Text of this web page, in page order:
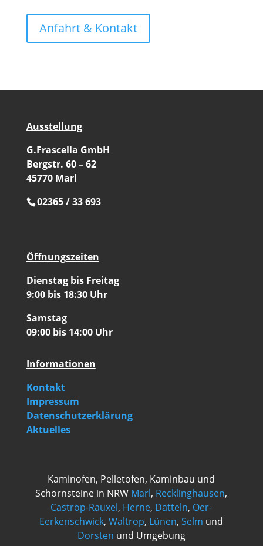
Anfahrt & Kontakt
Ausstellung
G.Frascella GmbH
Bergstr. 60 – 62
45770 Marl
02365 / 33 693
Öffnungszeiten
Dienstag bis Freitag
9:00 bis 18:30 Uhr
Samstag
09:00 bis 14:00 Uhr
Informationen
Kontakt
Impressum
Datenschutzerklärung
Aktuelles
Kaminofen, Pelletofen, Kaminbau und
Schornsteine in NRW Marl, Recklinghausen,
Castrop-Rauxel, Herne, Datteln, Oer-
Eerkenschwick,Waltrop, Lünen,Selm und
Dorsten und Umgebung